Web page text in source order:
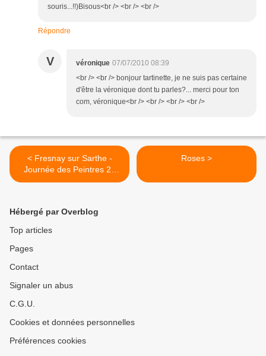
souris...!!)Bisous<br /> <br /> <br />
Répondre
V véronique 07/07/2010 08:39
<br /> <br /> bonjour tartinette, je ne suis pas certaine
d'être la véronique dont tu parles?... merci pour ton
com, véronique<br /> <br /> <br /> <br />
< Fresnay sur Sarthe -
Journée des Peintres 20
juin 2010
Roses >
Hébergé par Overblog
Top articles
Pages
Contact
Signaler un abus
C.G.U.
Cookies et données personnelles
Préférences cookies